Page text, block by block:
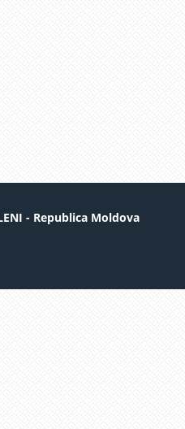
- Republica Moldova